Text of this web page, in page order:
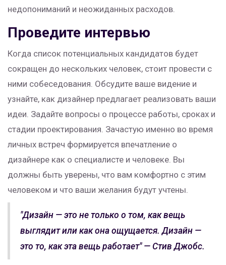
недопониманий и неожиданных расходов.
Проведите интервью
Когда список потенциальных кандидатов будет
сокращен до нескольких человек, стоит провести с
ними собеседования. Обсудите ваше видение и
узнайте, как дизайнер предлагает реализовать ваши
идеи. Задайте вопросы о процессе работы, сроках и
стадии проектирования. Зачастую именно во время
личных встреч формируется впечатление о
дизайнере как о специалисте и человеке. Вы
должны быть уверены, что вам комфортно с этим
человеком и что ваши желания будут учтены.
"Дизайн — это не только о том, как вещь
выглядит или как она ощущается. Дизайн —
это то, как эта вещь работает" — Стив Джобс.